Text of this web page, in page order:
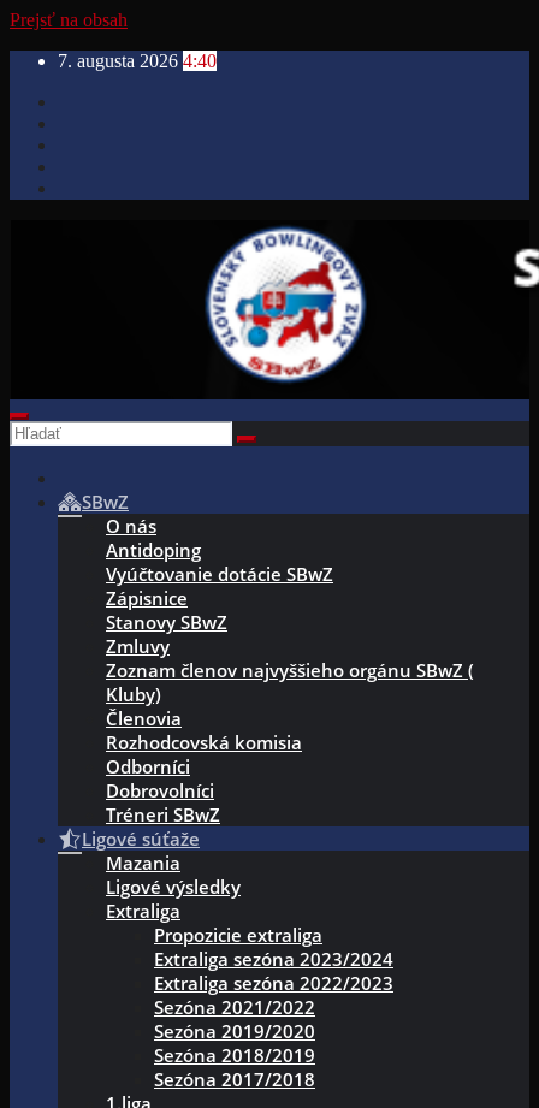
Prejsť na obsah
7. augusta 2026 4:40
SBwZ
O nás
Antidoping
Vyúčtovanie dotácie SBwZ
Zápisnice
Stanovy SBwZ
Zmluvy
Zoznam členov najvyššieho orgánu SBwZ (
Kluby)
Členovia
Rozhodcovská komisia
Odborníci
Dobrovolníci
Tréneri SBwZ
Ligové súťaže
Mazania
Ligové výsledky
Extraliga
Propozicie extraliga
Extraliga sezóna 2023/2024
Extraliga sezóna 2022/2023
Sezóna 2021/2022
Sezóna 2019/2020
Sezóna 2018/2019
Sezóna 2017/2018
1.liga